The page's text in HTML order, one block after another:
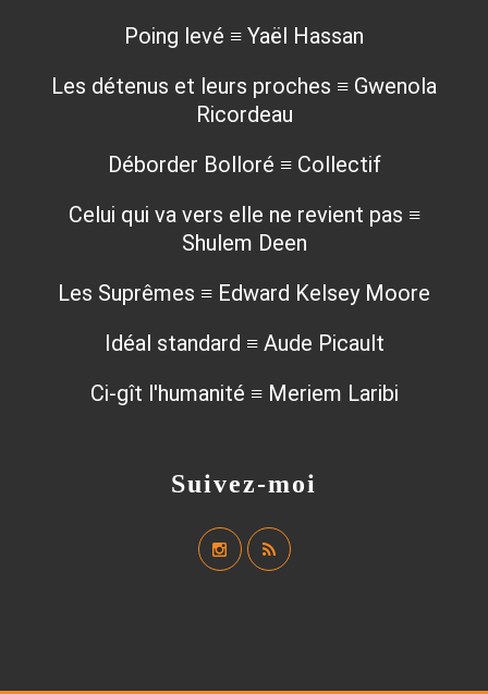
Suivez-moi
Poing levé ≡ Yaël Hassan
Les détenus et leurs proches ≡ Gwenola
Ricordeau
Déborder Bolloré ≡ Collectif
Celui qui va vers elle ne revient pas ≡
Shulem Deen
Les Suprêmes ≡ Edward Kelsey Moore
Idéal standard ≡ Aude Picault
Ci-gît l'humanité ≡ Meriem Laribi